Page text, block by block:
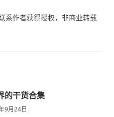
系作者获得授权，非商业转载
的干货合集
9月24日